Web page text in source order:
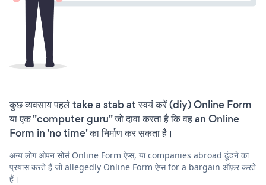
कुछ व्यवसाय पहले take a stab at स्वयं करें (diy) Online Form
या एक "computer guru" जो दावा करता है कि वह an Online
Form in 'no time' का निर्माण कर सकता है।
अन्य लोग ओपन सोर्स Online Form ऐप्स, या companies abroad ढूंढने का
प्रयास करते हैं जो allegedly Online Form ऐप्स for a bargain ऑफ़र करते
हैं।